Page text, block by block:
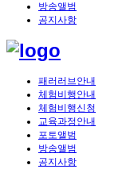
방송앨범
공지사항
패러러브안내
체험비행안내
체험비행신청
교육과정안내
포토앨범
방송앨범
공지사항